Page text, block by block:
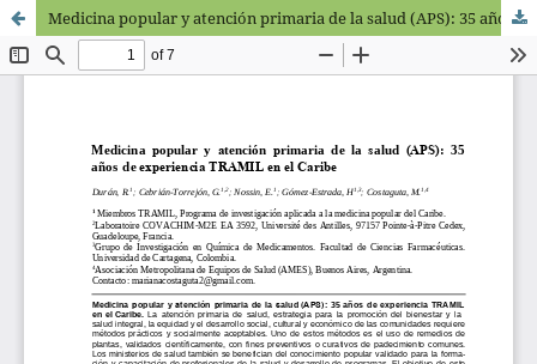
Medicina popular y atención primaria de la salud (APS): 35 años de experiencia TRAMIL en el Caribe